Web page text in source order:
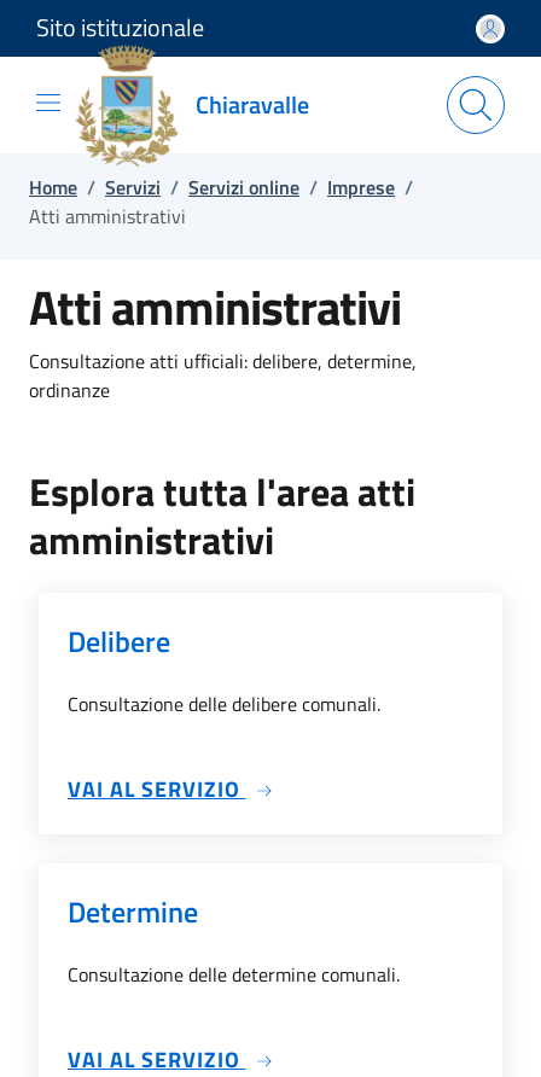
Salta e vai al contenuto
Salta e vai al footer
Sito istituzionale
Chiaravalle
Home / Servizi / Servizi online / Imprese /
Atti amministrativi
Atti amministrativi
Consultazione atti ufficiali: delibere, determine,
ordinanze
Esplora tutta l'area atti
amministrativi
Delibere
Consultazione delle delibere comunali.
VAI AL SERVIZIO SU DELIBERE
Determine
Consultazione delle determine comunali.
VAI AL SERVIZIO SU DETERMINE